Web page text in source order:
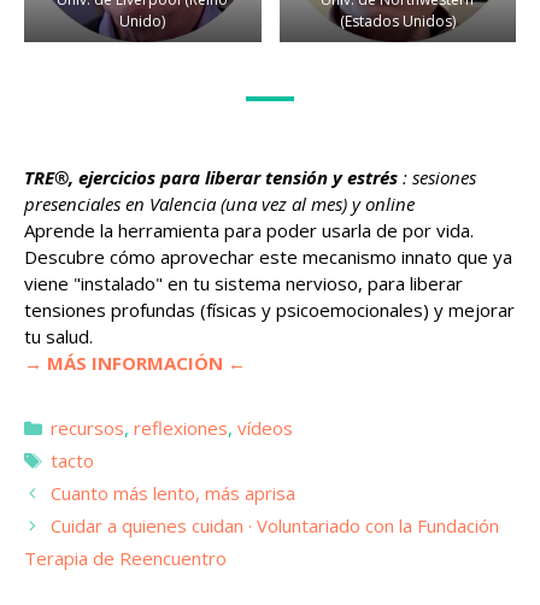
Unido)
(Estados Unidos)
TRE®, ejercicios para liberar tensión y estrés : sesiones
presenciales en Valencia (una vez al mes) y online
Aprende la herramienta para poder usarla de por vida.
Descubre cómo aprovechar este mecanismo innato que ya
viene "instalado" en tu sistema nervioso, para liberar
tensiones profundas (físicas y psicoemocionales) y mejorar
tu salud.
→ MÁS INFORMACIÓN ←
Categorías
recursos, reflexiones, vídeos
Etiquetas
tacto
Cuanto más lento, más aprisa
Cuidar a quienes cuidan · Voluntariado con la Fundación
Terapia de Reencuentro